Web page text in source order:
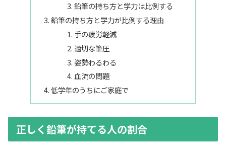
鉛筆の持ち方と学力は比例する
鉛筆の持ち方と学力が比例する理由
手の疲労軽減
適切な筆圧
姿勢わるわる
血流の問題
低学年のうちにご家庭で
正しく鉛筆が持てる人の割合